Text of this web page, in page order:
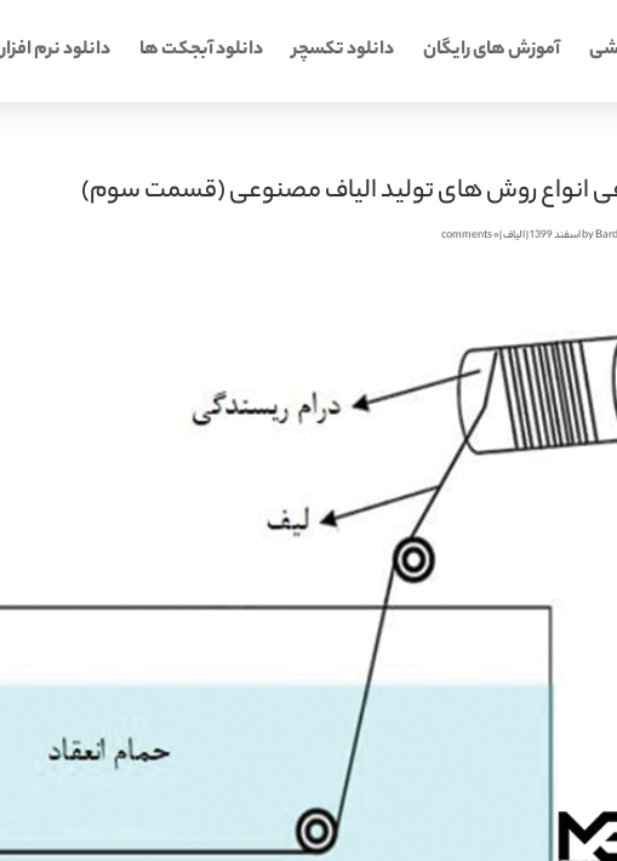
آموزش های رایگان دانلود تکسچر دانلود آبجکت ها دانلود نرم افزار
انواع روش های تولید الیاف مصنوعی (قسمت سوم)
by
|الیاف|۰ comments